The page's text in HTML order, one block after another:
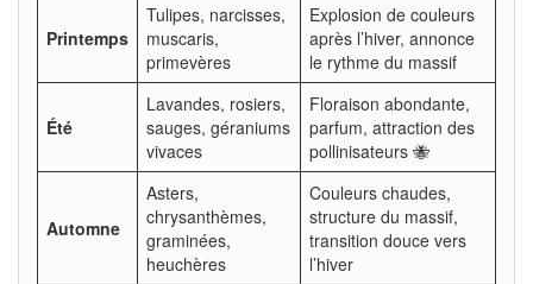
Printemps
Tulipes, narcisses,
muscaris,
primevères
Explosion de couleurs
après l’hiver, annonce
le rythme du massif
Été
Lavandes, rosiers,
sauges, géraniums
vivaces
Floraison abondante,
parfum, attraction des
pollinisateurs 🐝
Automne
Asters,
chrysanthèmes,
graminées,
heuchères
Couleurs chaudes,
structure du massif,
transition douce vers
l’hiver